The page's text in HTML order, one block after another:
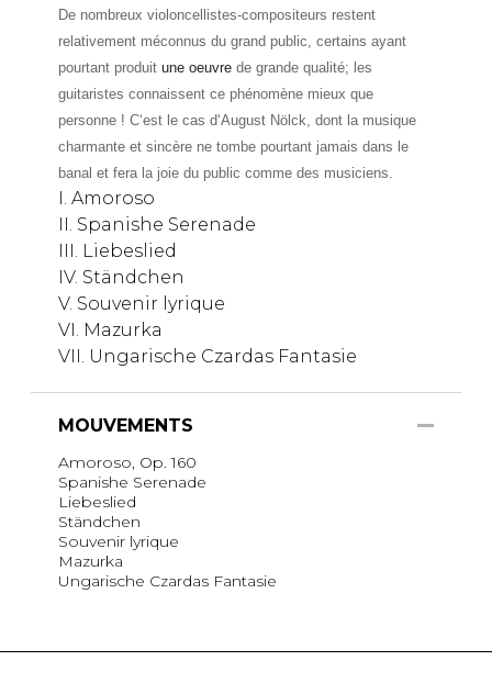
De nombreux violoncellistes-compositeurs restent
relativement méconnus du grand public, certains ayant
pourtant produit une oeuvre de grande qualité; les
guitaristes connaissent ce phénomène mieux que
personne ! C‘est le cas d‘August Nölck, dont la musique
charmante et sincère ne tombe pourtant jamais dans le
banal et fera la joie du public comme des musiciens.
I. Amoroso
II. Spanishe Serenade
III. Liebeslied
IV. Ständchen
V. Souvenir lyrique
VI. Mazurka
VII. Ungarische Czardas Fantasie
MOUVEMENTS
Amoroso, Op. 160
Spanishe Serenade
Liebeslied
Ständchen
Souvenir lyrique
Mazurka
Ungarische Czardas Fantasie